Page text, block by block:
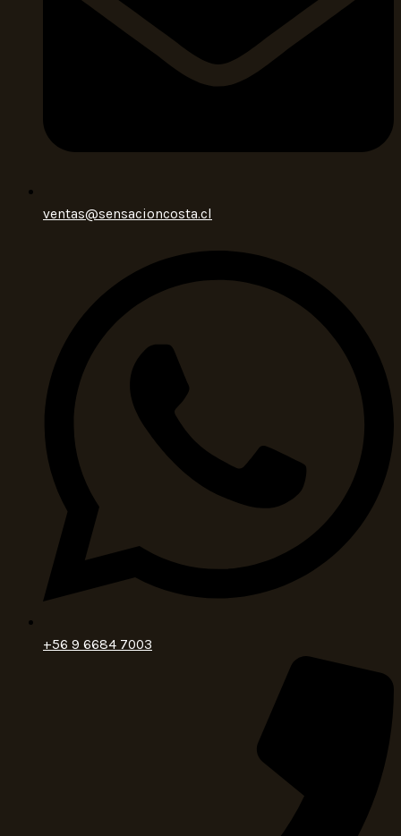
ventas@sensacioncosta.cl
+56 9 6684 7003